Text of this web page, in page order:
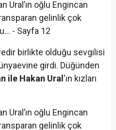
birlikte olduğu sevgilisi
girdi. Düğünden
ile Hakan Ural'ın kızları